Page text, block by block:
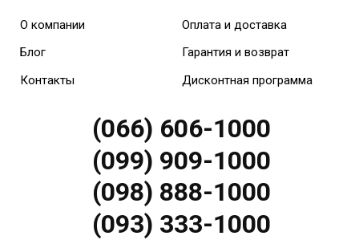
О компании
Блог
Контакты
Оплата и доставка
Гарантия и возврат
Дисконтная программа
(066) 606-1000
(099) 909-1000
(098) 888-1000
(093) 333-1000